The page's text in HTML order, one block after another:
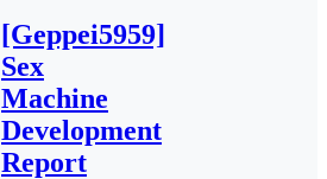
[Geppei5959]
Sex
Machine
Development
Report